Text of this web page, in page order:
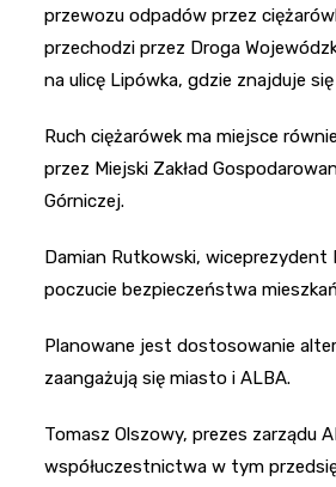
przewozu odpadów przez
przechodzi przez Droga
na ulicę Lipówka, gdzie znajduje
Ruch ciężarówek ma miejsce
przez Miejski Zakład
Górniczej.
Damian Rutkowski, wiceprezydent
poczucie bezpieczeństwa
Planowane jest dostosowanie
zaangażują się miasto i ALBA.
Tomasz Olszowy, prezes zarządu
współuczestnictwa w tym